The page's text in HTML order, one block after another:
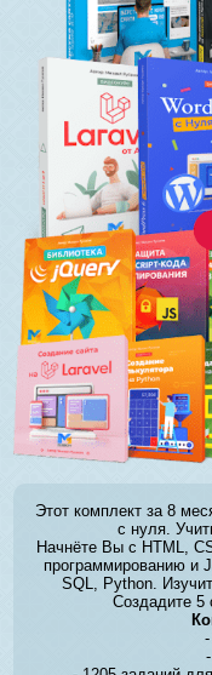
Этот комплект за 8
с нуля.
Начнёте Вы с HTML,
программированию и
SQL, Python.
Создадите 5